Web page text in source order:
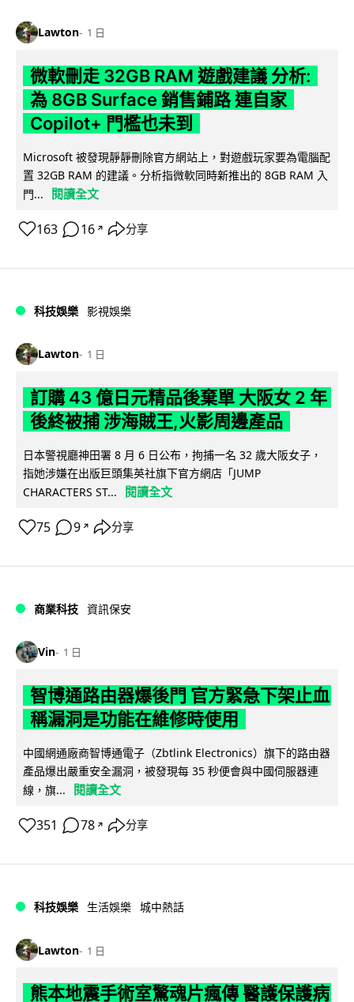
Lawton 1 日
微軟刪走 32GB RAM 遊戲建議 分析:
為 8GB Surface 銷售鋪路 連自家
Copilot+ 門檻也未到
Microsoft 被發現靜靜刪除官方網站上，對遊戲玩家要為電腦配
置 32GB RAM 的建議。分析指微軟同時新推出的 8GB RAM 入
門...
閱讀全文
163 16 ↗ 分享
科技娛樂 影視娛樂
Lawton 1 日
訂購 43 億日元精品後棄單 大阪女 2 年
後終被捕 涉海賊王,火影周邊產品
日本警視廳神田署 8 月 6 日公布，拘捕一名 32 歲大阪女子，
指她涉嫌在出版巨頭集英社旗下官方網店「JUMP
CHARACTERS ST...
閱讀全文
75 9 ↗ 分享
商業科技 資訊保安
Vin 1 日
智博通路由器爆後門 官方緊急下架止血
稱漏洞是功能在維修時使用
中國網通廠商智博通電子（Zbtlink Electronics）旗下的路由器
產品爆出嚴重安全漏洞，被發現每 35 秒便會與中國伺服器連
線，旗...
閱讀全文
351 78 ↗ 分享
科技娛樂 生活娛樂 城中熱話
Lawton 1 日
熊本地震手術室驚魂片瘋傳 醫護保護病